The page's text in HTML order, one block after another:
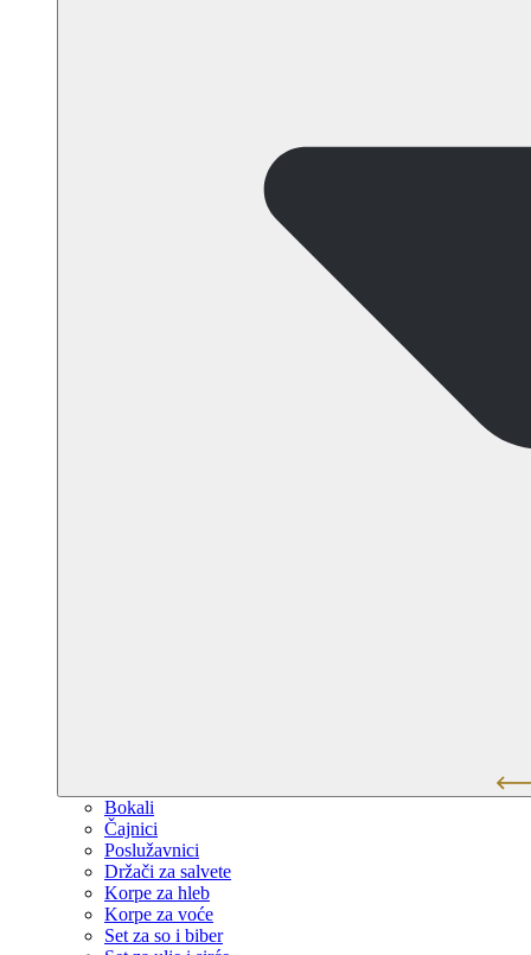
Bokali
Čajnici
Poslužavnici
Držači za salvete
Korpe za hleb
Korpe za voće
Set za so i biber